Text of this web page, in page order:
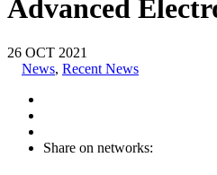
Advanced
26 OCT 2021
News, Recent News
Share on networks: